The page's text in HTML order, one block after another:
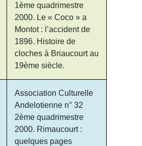
1ème quadrimestre
2000. Le « Coco » a
Montot : l’accident de
1896. Histoire de
cloches à Briaucourt au
19ème siècle.
Association Culturelle
Andelotienne n° 32
2ème quadrimestre
2000. Rimaucourt :
quelques pages